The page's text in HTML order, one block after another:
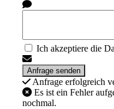
Ich akzeptiere die
Anfrage erfolgreich
Es ist ein Fehler
nochmal.